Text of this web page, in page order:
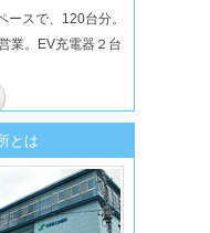
ースで、120台分。
業。EV充電器２台
とは